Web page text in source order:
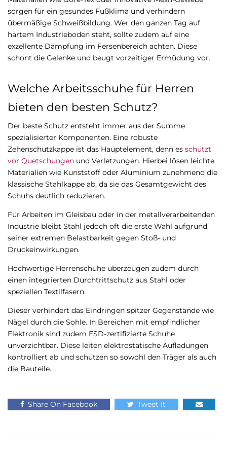
sorgen für ein gesundes Fußklima und verhindern
übermäßige Schweißbildung. Wer den ganzen Tag auf
hartem Industrieboden steht, sollte zudem auf eine
exzellente Dämpfung im Fersenbereich achten. Diese
schont die Gelenke und beugt vorzeitiger Ermüdung vor.
Welche Arbeitsschuhe für Herren
bieten den besten Schutz?
Der beste Schutz entsteht immer aus der Summe
spezialisierter Komponenten. Eine robuste
Zehenschutzkappe ist das Hauptelement, denn es schützt
vor Quetschungen und Verletzungen. Hierbei lösen leichte
Materialien wie Kunststoff oder Aluminium zunehmend die
klassische Stahlkappe ab, da sie das Gesamtgewicht des
Schuhs deutlich reduzieren.
Für Arbeiten im Gleisbau oder in der metallverarbeitenden
Industrie bleibt Stahl jedoch oft die erste Wahl aufgrund
seiner extremen Belastbarkeit gegen Stoß- und
Druckeinwirkungen.
Hochwertige Herrenschuhe überzeugen zudem durch
einen integrierten Durchtrittschutz aus Stahl oder
speziellen Textilfasern.
Dieser verhindert das Eindringen spitzer Gegenstände wie
Nägel durch die Sohle. In Bereichen mit empfindlicher
Elektronik sind zudem ESD-zertifizierte Schuhe
unverzichtbar. Diese leiten elektrostatische Aufladungen
kontrolliert ab und schützen so sowohl den Träger als auch
die Bauteile.
Share On Facebook Tweet It